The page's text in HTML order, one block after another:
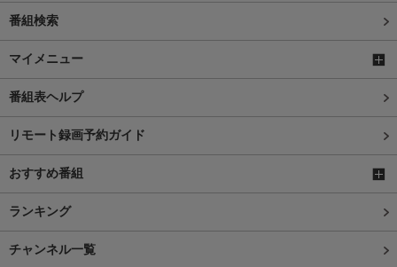
番組検索
マイメニュー
番組表ヘルプ
リモート録画予約ガイド
おすすめ番組
ランキング
チャンネル一覧